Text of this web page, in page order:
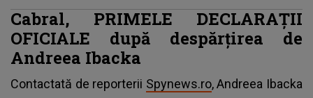
Cabral, PRIMELE DECLARAȚII
OFICIALE după despărțirea de
Andreea Ibacka
Contactată de reporterii Spynews.ro, Andreea Ibacka